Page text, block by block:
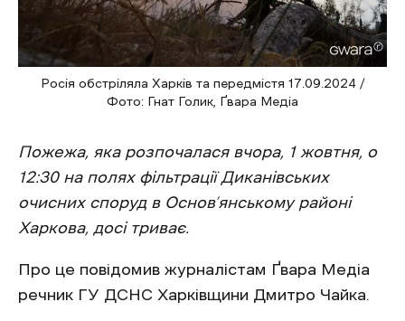
Росія обстріляла Харків та передмістя 17.09.2024 /
Фото: Гнат Голик, Ґвара Медіа
Пожежа, яка розпочалася вчора, 1 жовтня, о
12:30 на полях фільтрації Диканівських
очисних споруд в Основ’янському районі
Харкова, досі триває.
Про це повідомив журналістам Ґвара Медіа
речник ГУ ДСНС Харківщини Дмитро Чайка.